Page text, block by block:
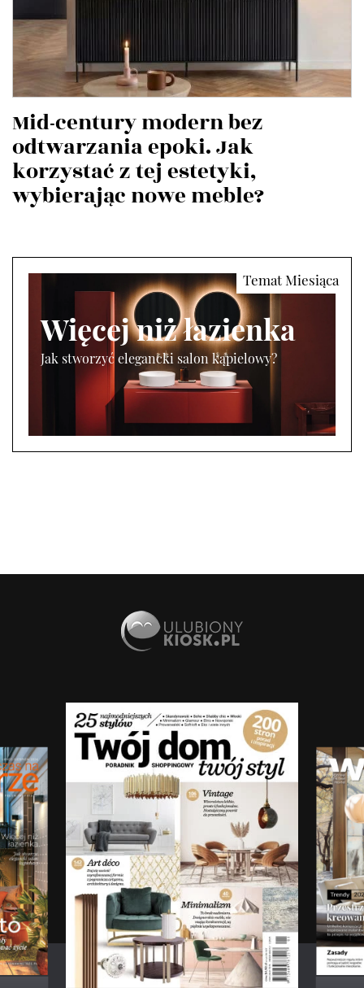
Mid-century modern bez
odtwarzania epoki. Jak
korzystać z tej estetyki,
wybierając nowe meble?
Więcej niż łazienka
Jak stworzyć elegancki salon kąpielowy?